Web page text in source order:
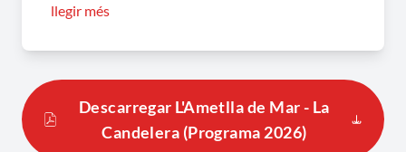
honor se celebra el vespre de cada 2 de febrer on
La solemnitat de la processó, la qual té el seu
punt àlgid quan aquesta arriba al port, rep
llegir més
Descarregar L'Ametlla de Mar - La
Candelera (Programa 2026)